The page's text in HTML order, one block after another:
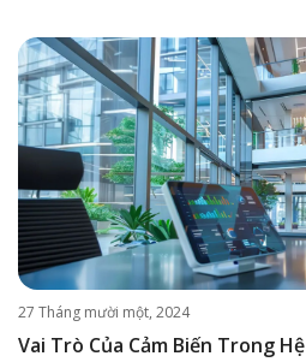
27 Tháng mười một, 2024
Vai Trò Của Cảm Biến Trong Hệ